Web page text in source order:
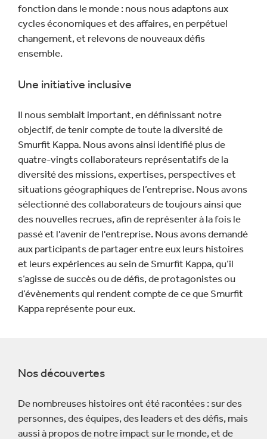
fonction dans le monde : nous nous adaptons aux
cycles économiques et des affaires, en perpétuel
changement, et relevons de nouveaux défis
ensemble.
Une initiative inclusive
Il nous semblait important, en définissant notre
objectif, de tenir compte de toute la diversité de
Smurfit Kappa. Nous avons ainsi identifié plus de
quatre-vingts collaborateurs représentatifs de la
diversité des missions, expertises, perspectives et
situations géographiques de l’entreprise. Nous avons
sélectionné des collaborateurs de toujours ainsi que
des nouvelles recrues, afin de représenter à la fois le
passé et l'avenir de l'entreprise. Nous avons demandé
aux participants de partager entre eux leurs histoires
et leurs expériences au sein de Smurfit Kappa, qu’il
s’agisse de succès ou de défis, de protagonistes ou
d’évènements qui rendent compte de ce que Smurfit
Kappa représente pour eux.
Nos découvertes
De nombreuses histoires ont été racontées : sur des
personnes, des équipes, des leaders et des défis, mais
aussi à propos de notre impact sur le monde, et de